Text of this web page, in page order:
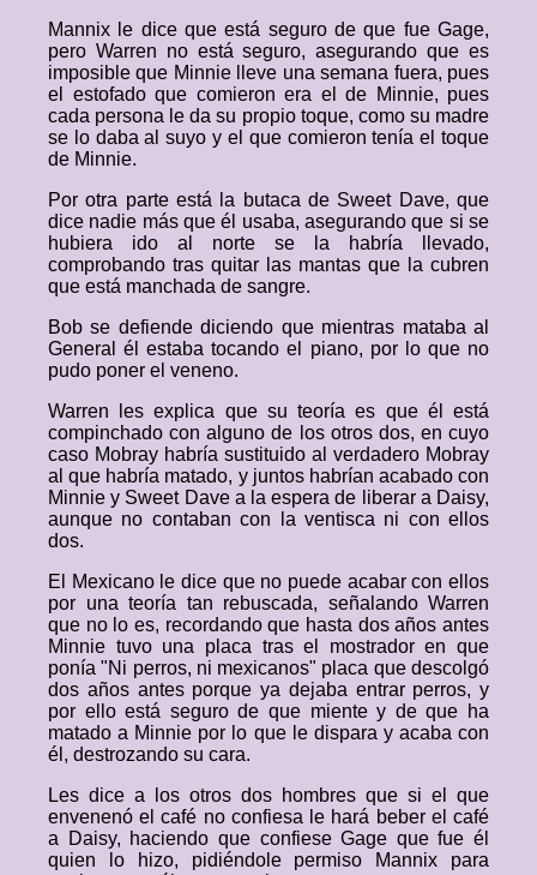
Mannix le dice que está seguro de que fue Gage,
pero Warren no está seguro, asegurando que es
imposible que Minnie lleve una semana fuera, pues
el estofado que comieron era el de Minnie, pues
cada persona le da su propio toque, como su madre
se lo daba al suyo y el que comieron tenía el toque
de Minnie.
Por otra parte está la butaca de Sweet Dave, que
dice nadie más que él usaba, asegurando que si se
hubiera ido al norte se la habría llevado,
comprobando tras quitar las mantas que la cubren
que está manchada de sangre.
Bob se defiende diciendo que mientras mataba al
General él estaba tocando el piano, por lo que no
pudo poner el veneno.
Warren les explica que su teoría es que él está
compinchado con alguno de los otros dos, en cuyo
caso Mobray habría sustituido al verdadero Mobray
al que habría matado, y juntos habrían acabado con
Minnie y Sweet Dave a la espera de liberar a Daisy,
aunque no contaban con la ventisca ni con ellos
dos.
El Mexicano le dice que no puede acabar con ellos
por una teoría tan rebuscada, señalando Warren
que no lo es, recordando que hasta dos años antes
Minnie tuvo una placa tras el mostrador en que
ponía "Ni perros, ni mexicanos" placa que descolgó
dos años antes porque ya dejaba entrar perros, y
por ello está seguro de que miente y de que ha
matado a Minnie por lo que le dispara y acaba con
él, destrozando su cara.
Les dice a los otros dos hombres que si el que
envenenó el café no confiesa le hará beber el café
a Daisy, haciendo que confiese Gage que fue él
quien lo hizo, pidiéndole permiso Mannix para